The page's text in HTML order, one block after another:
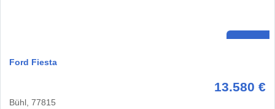
Ford Fiesta
13.580 €
Bühl, 77815